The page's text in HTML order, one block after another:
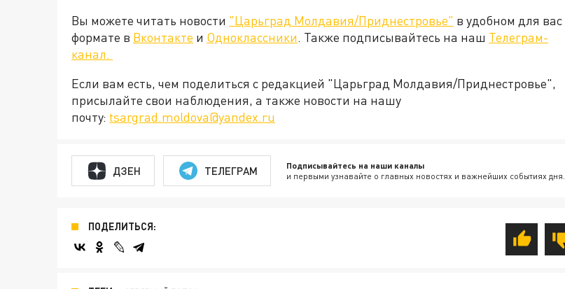
Вы можете читать новости "Царьград Молдавия/Приднестровье" в удобном для вас
формате в Вконтакте и Одноклассники. Также подписывайтесь на наш Телеграм-
канал.
Если вам есть, чем поделиться с редакцией "Царьград Молдавия/Приднестровье",
присылайте свои наблюдения, а также новости на нашу
почту: tsargrad.moldova@yandex.ru
ДЗЕН ТЕЛЕГРАМ Подписывайтесь на наши каналы
и первыми узнавайте о главных новостях и важнейших событиях дня.
ПОДЕЛИТЬСЯ: